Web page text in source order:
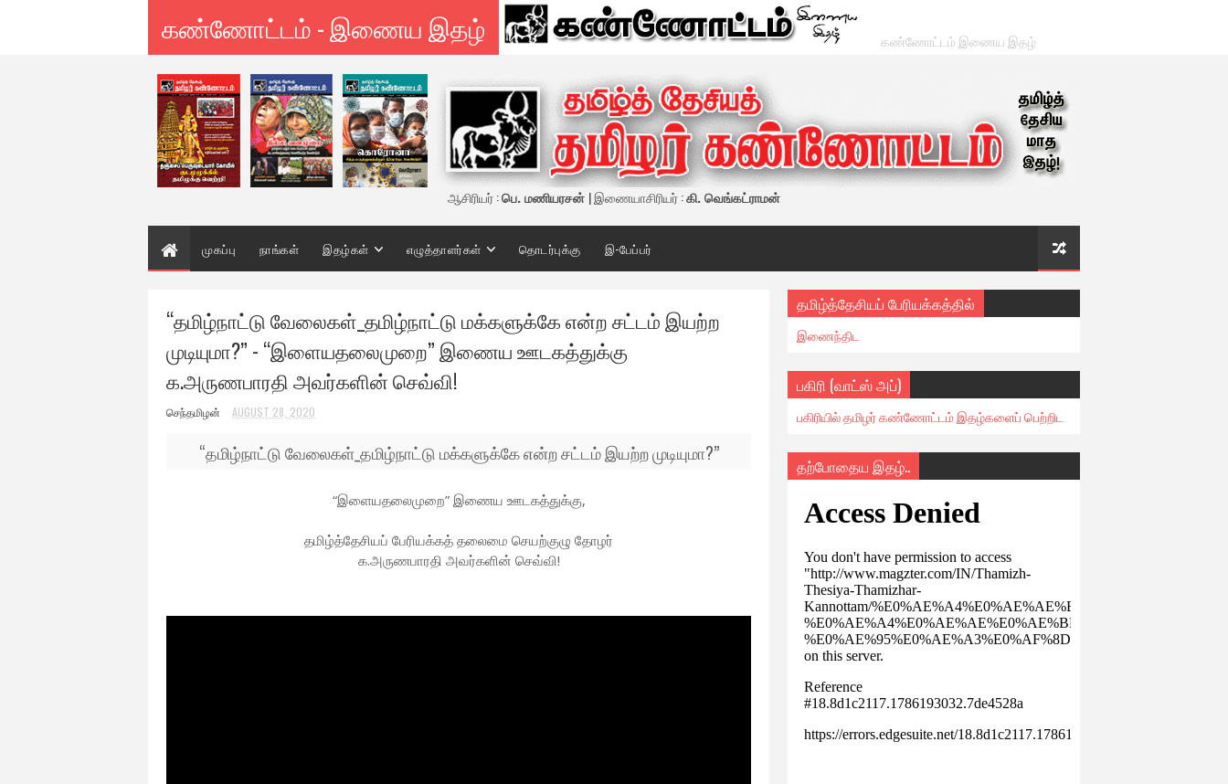
கண்ணோட்டம் - இணைய இதழ் கண்ணோட்டம் இணைய இதழ்
ஆசிரியர் :பெ. மணியரசன் | இணையாசிரியர் :கி. வெங்கட்ராமன்
முகப்பு நாங்கள் இதழ்கள் எழுத்தாளர்கள் தொடர்புக்கு இ-பேப்பர்
“தமிழ்நாட்டு வேலைகள்_தமிழ்நாட்டு மக்களுக்கே என்ற சட்டம் இயற்ற
முடியுமா?” - “இளையதலைமுறை” இணைய ஊடகத்துக்கு
க.அருணபாரதி அவர்களின் செவ்வி!
செந்தமிழன் AUGUST 28, 2020
“தமிழ்நாட்டு வேலைகள்_தமிழ்நாட்டு மக்களுக்கே என்ற சட்டம் இயற்ற முடியுமா?”
“இளையதலைமுறை” இணைய ஊடகத்துக்கு,
தமிழ்த்தேசியப் பேரியக்கத் தலைமை செயற்குழு தோழர்
க.அருணபாரதி அவர்களின் செவ்வி!
தமிழ்த்தேசியப் பேரியக்கத்தில்
இணைந்திட
பகிரி (வாட்ஸ் அப்)
பகிரியில் தமிழர் கண்ணோட்டம் இதழ்களைப் பெற்றிட
தற்போதைய இதழ்..